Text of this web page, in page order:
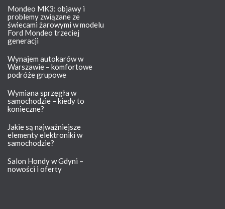
Mondeo MK3: objawy i
problemy związane ze
świecami żarowymi w modelu
Ford Mondeo trzeciej
generacji
Wynajem autokarów w
Warszawie – komfortowe
podróże grupowe
Wymiana sprzęgła w
samochodzie – kiedy to
konieczne?
Jakie są najważniejsze
elementy elektroniki w
samochodzie?
Salon Hondy w Gdyni –
nowości i oferty